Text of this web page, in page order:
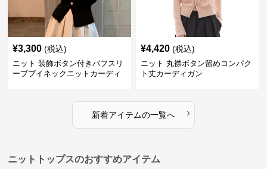
¥3,300 (税込)
ニット 装飾ボタン付きパフスリ
ーブブイネックニットカーディ
¥4,420 (税込)
ニット 丸襟ボタン留めコンパク
ト丈カーディガン
新着アイテムの一覧へ ›
ニットトップスのおすすめアイテム